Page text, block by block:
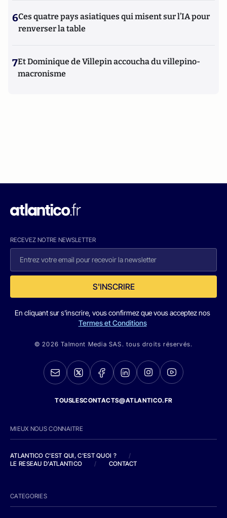
6Ces quatre pays asiatiques qui misent sur l’IA pour
renverser la table
7Et Dominique de Villepin accoucha du villepino-
macronisme
RECEVEZ NOTRE NEWSLETTER
S'INSCRIRE
En cliquant sur s'inscrire, vous confirmez que vous acceptez nos
Termes et Conditions
© 2026 Talmont Media SAS. tous droits réservés.
TOUSLESCONTACTS@ATLANTICO.FR
MIEUX NOUS CONNAITRE
ATLANTICO C'EST QUI, C'EST QUOI ?
/
LE RESEAU D'ATLANTICO
/ CONTACT
CATEGORIES